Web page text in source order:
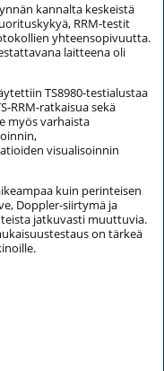
kannalta keskeistä
RRM-testit
yhteensopivuutta.
laitteena oli
TS8980-testialustaa
RRM-ratkaisua sekä
myös varhaista
visualisoinnin
kuin perinteisen
Doppler-siirtymä ja
jatkuvasti muuttuvia.
on tärkeä